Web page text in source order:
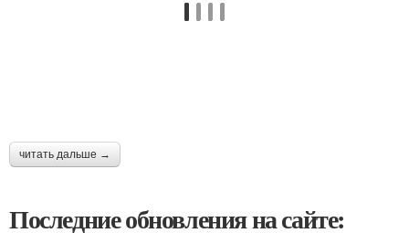
читать дальше →
Последние обновления на сайте: